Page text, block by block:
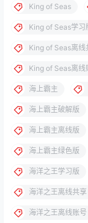
King of Seas
King of Seas学习
King of Seas离线
King of Seas离线
海上霸主
海上霸主破解版
海上霸主离线版
海上霸主绿色版
海洋之王学习版
海洋之王离线共享
海洋之王离线账号